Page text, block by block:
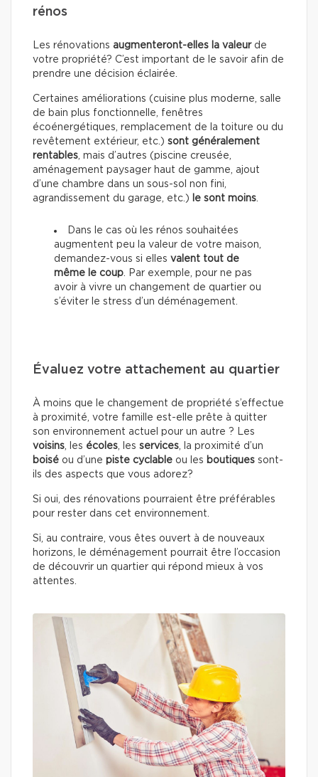
rénos
Les rénovations augmenteront-elles la valeurde
votre propriété? C’est important de le savoir afin de
prendre une décision éclairée.
Certaines améliorations (cuisine plus moderne, salle
de bain plus fonctionnelle, fenêtres
écoénergétiques, remplacement de la toiture ou du
revêtement extérieur, etc.) sont généralement
rentables , mais d’autres (piscine creusée,
aménagement paysager haut de gamme, ajout
d’une chambre dans un sous-sol non fini,
agrandissement du garage, etc.)
le sont moins
Dans le cas où les rénos souhaitées
augmentent peu la valeur de votre maison,
demandez-vous si elles valent tout de
même le coup . Par exemple, pour ne pas
avoir à vivre un changement de quartier ou
s’éviter le stress d’un déménagement.
Évaluez votre attachement au quartier
À moins que le changement de propriété s’effectue
à proximité, votre famille est-elle prête à quitter
son environnement actuel pour un autre ? Les
voisins , les écoles , les services , la proximité d’un
boisé ou d’une piste cyclable ou les boutiques sont-
ils des aspects que vous adorez?
Si oui, des rénovations pourraient être préférables
pour rester dans cet environnement.
Si, au contraire, vous êtes ouvert à de nouveaux
horizons, le déménagement pourrait être l’occasion
de découvrir un quartier qui répond mieux à vos
attentes.